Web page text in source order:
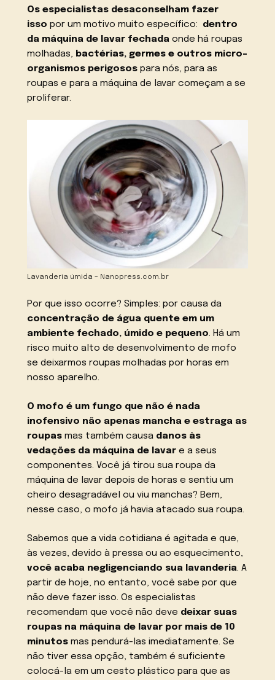
Os especialistas desaconselham fazer
issopor um motivo muito específico: dentro
da máquina de lavar fechada onde há roupas
molhadas, bactérias, germes e outros micro-
organismos perigosos para nós, para as
roupas e para a máquina de lavar começam a se
proliferar.
Lavanderia úmida – Nanopress.com.br
Por que isso ocorre? Simples: por causa da
concentração de água quente em um
ambiente fechado, úmido e pequeno. Há um
risco muito alto de desenvolvimento de mofo
se deixarmos roupas molhadas por horas em
nosso aparelho.
O mofo é um fungo que não é nada
inofensivo não apenas mancha e estraga as
roupas mas também causa danos às
vedações da máquina de lavar e a seus
componentes. Você já tirou sua roupa da
máquina de lavar depois de horas e sentiu um
cheiro desagradável ou viu manchas? Bem,
nesse caso, o mofo já havia atacado sua roupa.
Sabemos que a vida cotidiana é agitada e que,
às vezes, devido à pressa ou ao esquecimento,
você acaba negligenciando sua lavanderia. A
partir de hoje, no entanto, você sabe por que
não deve fazer isso. Os especialistas
recomendam que você não deve deixar suas
roupas na máquina de lavar por mais de 10
minutos mas pendurá-las imediatamente. Se
não tiver essa opção, também é suficiente
colocá-la em um cesto plástico para que as